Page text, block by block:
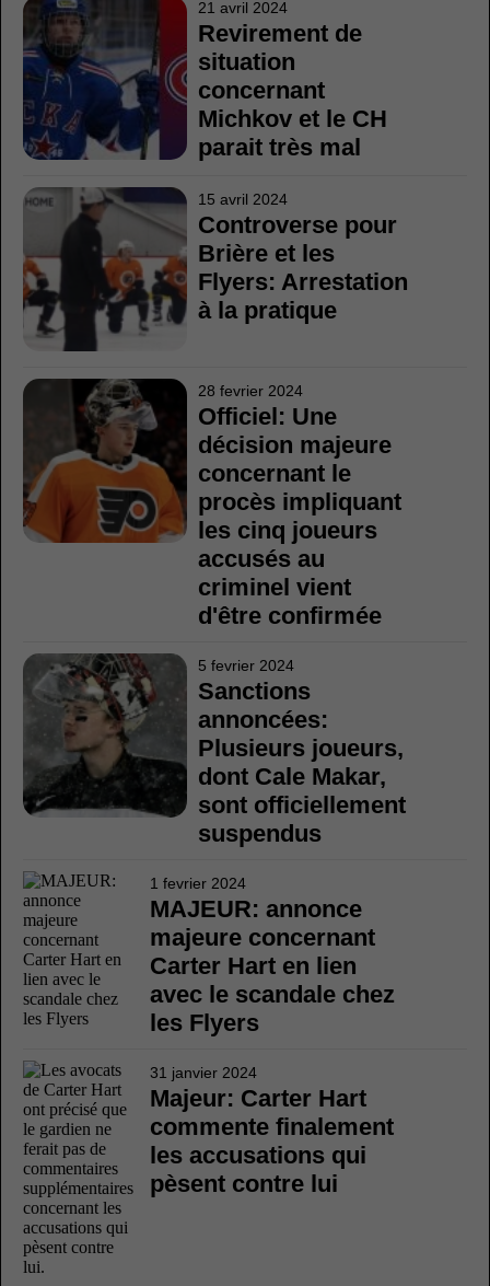
21 avril 2024
Revirement de
situation
concernant
Michkov et le CH
parait très mal
15 avril 2024
Controverse pour
Brière et les
Flyers: Arrestation
à la pratique
28 fevrier 2024
Officiel: Une
décision majeure
concernant le
procès impliquant
les cinq joueurs
accusés au
criminel vient
d'être confirmée
5 fevrier 2024
Sanctions
annoncées:
Plusieurs joueurs,
dont Cale Makar,
sont officiellement
suspendus
1 fevrier 2024
MAJEUR: annonce
majeure concernant
Carter Hart en lien
avec le scandale chez
les Flyers
31 janvier 2024
Majeur: Carter Hart
commente finalement
les accusations qui
pèsent contre lui